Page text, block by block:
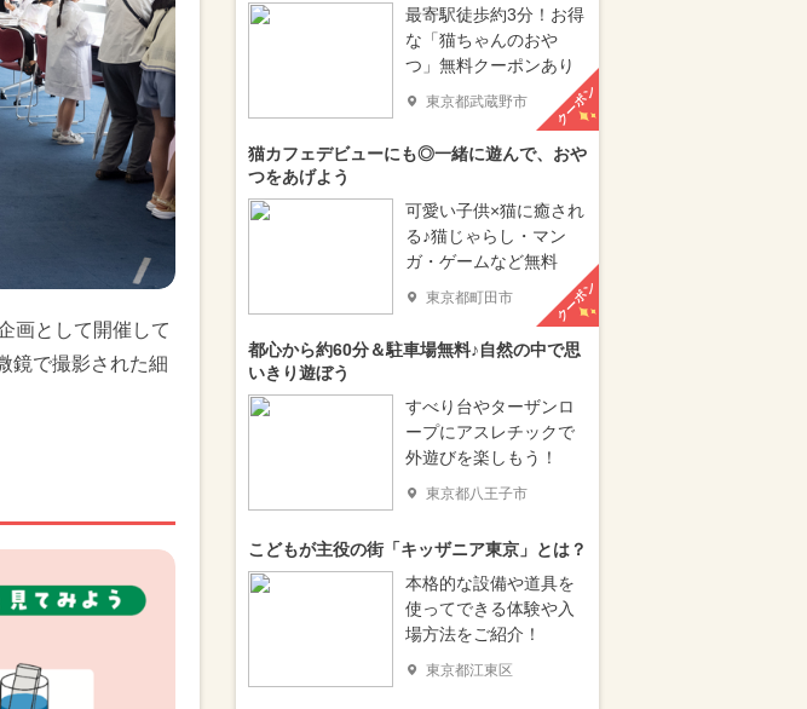
画として開催して
鏡で撮影された細
最寄駅徒歩約3分！お得
な「猫ちゃんのおや
つ」無料クーポンあり
東京都武蔵野市 クーポン
猫カフェデビューにも◎一緒に遊んで、おや
つをあげよう
可愛い子供×猫に癒され
る♪猫じゃらし・マン
ガ・ゲームなど無料
東京都町田市 クーポン
都心から約60分＆駐車場無料♪自然の中で思
いきり遊ぼう
すべり台やターザンロ
ープにアスレチックで
外遊びを楽しもう！
東京都八王子市
こどもが主役の街「キッザニア東京」とは？
本格的な設備や道具を
使ってできる体験や入
場方法をご紹介！
東京都江東区